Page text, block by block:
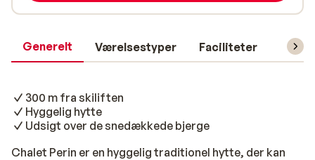
Generelt Værelsestyper Faciliteter
300 m fra skiliften
Hyggelig hytte
Udsigt over de snedækkede bjerge
Chalet Perin er en hyggelig traditionel hytte, der kan